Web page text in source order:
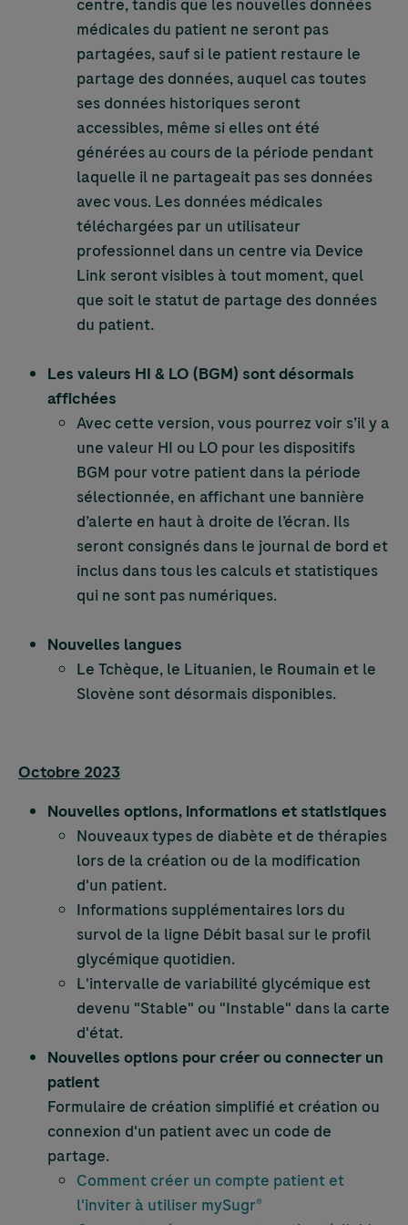
centre, tandis que les nouvelles données
médicales du patient ne seront pas
partagées, sauf si le patient restaure le
partage des données, auquel cas toutes
ses données historiques seront
accessibles, même si elles ont été
générées au cours de la période pendant
laquelle il ne partageait pas ses données
avec vous. Les données médicales
téléchargées par un utilisateur
professionnel dans un centre via Device
Link seront visibles à tout moment, quel
que soit le statut de partage des données
du patient.
Les valeurs HI & LO (BGM) sont désormais
affichées
Avec cette version, vous pourrez voir s’il y a
une valeur HI ou LO pour les dispositifs
BGM pour votre patient dans la période
sélectionnée, en affichant une bannière
d’alerte en haut à droite de l’écran. Ils
seront consignés dans le journal de bord et
inclus dans tous les calculs et statistiques
qui ne sont pas numériques.
Nouvelles langues
Le Tchèque, le Lituanien, le Roumain et le
Slovène sont désormais disponibles.​
Octobre 2023
Nouvelles options, informations et statistiques
Nouveaux types de diabète et de thérapies
lors de la création ou de la modification
d'un patient.
Informations supplémentaires lors du
survol de la ligne Débit basal sur le profil
glycémique quotidien.
L'intervalle de variabilité glycémique est
devenu "Stable" ou "Instable" dans la carte
d'état.
Nouvelles options pour créer ou connecter un
patient
Formulaire de création simplifié et création ou
connexion d'un patient avec un code de
partage.
Comment créer un compte patient et
l'inviter à utiliser mySugr®